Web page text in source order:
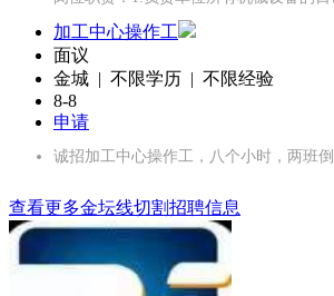
加工中心操作工
面议
金城 | 不限学历 | 不限经验
8-8
申请
诚招加工中心操作工，八个小时，两班
查看更多金坛线切割招聘信息